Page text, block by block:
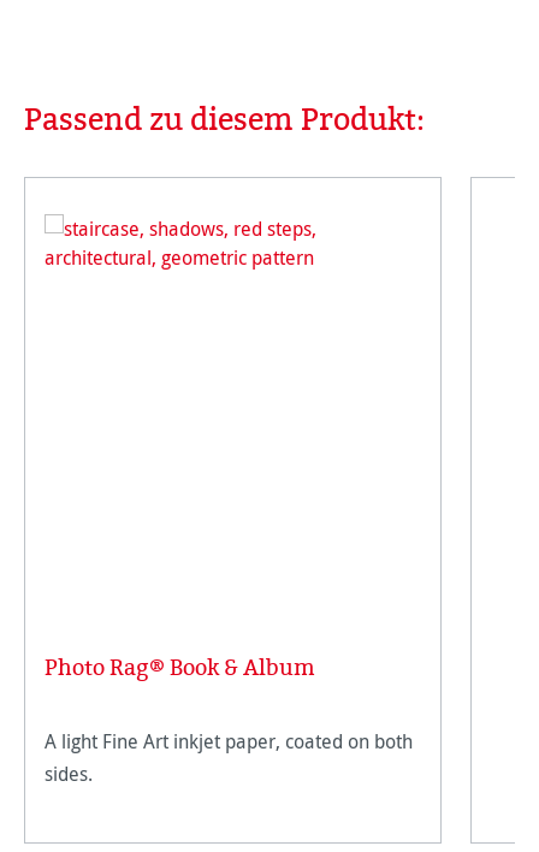
Produktgalerie überspringen
Passend zu diesem Produkt:
Photo Rag® Book & Album
A light Fine Art inkjet paper, coated on both
sides.